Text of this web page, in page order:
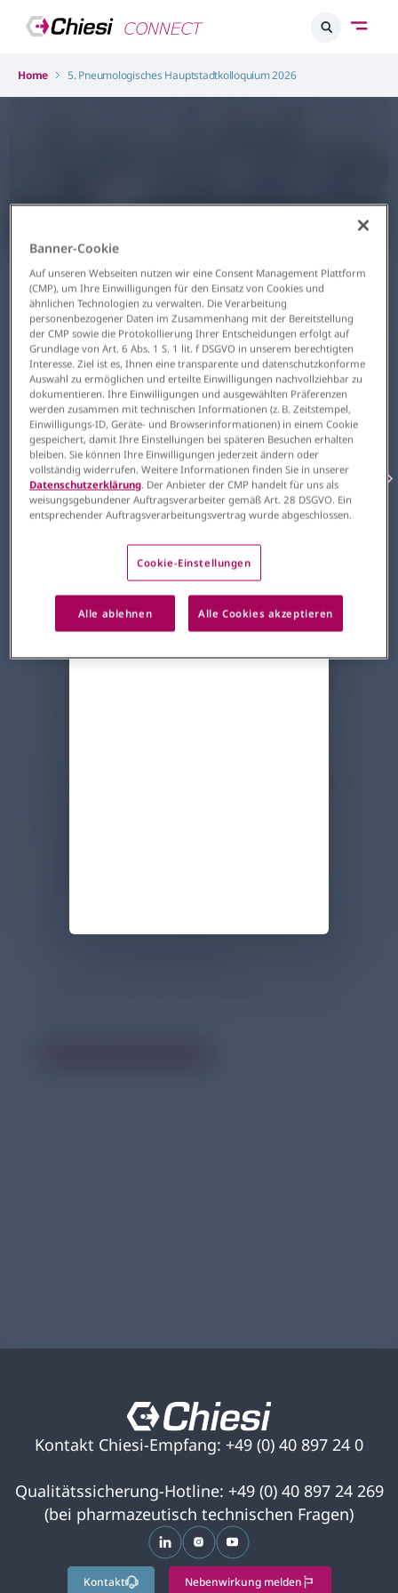
Home 5. Pneumologisches Hauptstadtkolloquium 2026
Atemwege
5. Pneumologisches
Hauptstadtkolloquium 2026
Berlin / virtuell
19.06. – 20.06.2026
Freitag - Samstag - 10:00 – 13:30 Uhr
Anmeldung und weitere Informationen zum
Kolloquium
Am 19. und 20. Juni 2026 findet in Berlin
das 5. Pneumologische
Hauptstadtkolloquium statt. Bei dieser
Hybridveranstaltung werden Ihnen von
einer großen Auswahl an Redner*innen
Entwicklungen vorgestellt. Im Fokus stehen
Kontakt Chiesi-Empfang: +49 (0) 40 897 24 0
Qualitätssicherung-Hotline: +49 (0) 40 897 24 269
(bei pharmazeutisch technischen Fragen)
wird in einer neuen Registerkarte
wird in einer neuen
wird in einer neuen
Kontakt Nebenwirkung melden
Banner-Cookie
Auf unseren Webseiten nutzen wir eine Consent Management Plattform
(CMP), um Ihre Einwilligungen für den Einsatz von Cookies und
ähnlichen Technologien zu verwalten. Die Verarbeitung
personenbezogener Daten im Zusammenhang mit der Bereitstellung
der CMP sowie die Protokollierung Ihrer Entscheidungen erfolgt auf
Grundlage von Art. 6 Abs. 1 S. 1 lit. f DSGVO in unserem berechtigten
Interesse. Ziel ist es, Ihnen eine transparente und datenschutzkonforme
Auswahl zu ermöglichen und erteilte Einwilligungen nachvollziehbar zu
dokumentieren. Ihre Einwilligungen und ausgewählten Präferenzen
werden zusammen mit technischen Informationen (z. B. Zeitstempel,
Einwilligungs-ID, Geräte- und Browserinformationen) in einem Cookie
gespeichert, damit Ihre Einstellungen bei späteren Besuchen erhalten
bleiben. Sie können Ihre Einwilligungen jederzeit ändern oder
vollständig widerrufen. Weitere Informationen finden Sie in unserer
Datenschutzerklärung . Der Anbieter der CMP handelt für uns als
weisungsgebundener Auftragsverarbeiter gemäß Art. 28 DSGVO. Ein
entsprechender Auftragsverarbeitungsvertrag wurde abgeschlossen.
Cookie-Einstellungen
Alle ablehnen Alle Cookies akzeptieren